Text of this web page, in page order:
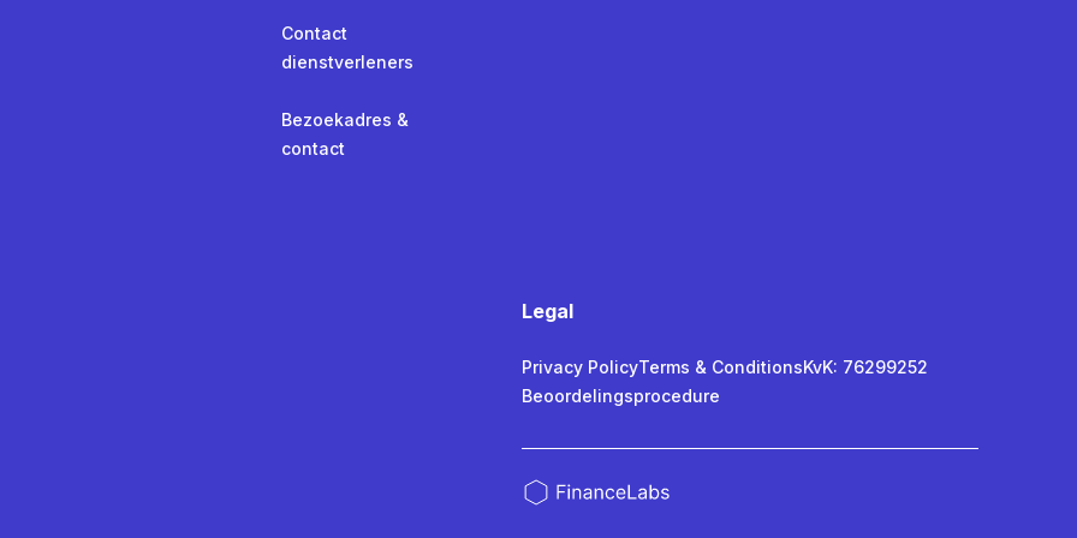
Contact
dienstverleners
Bezoekadres &
contact
Legal
Privacy PolicyTerms & ConditionsKvK: 76299252
Beoordelingsprocedure